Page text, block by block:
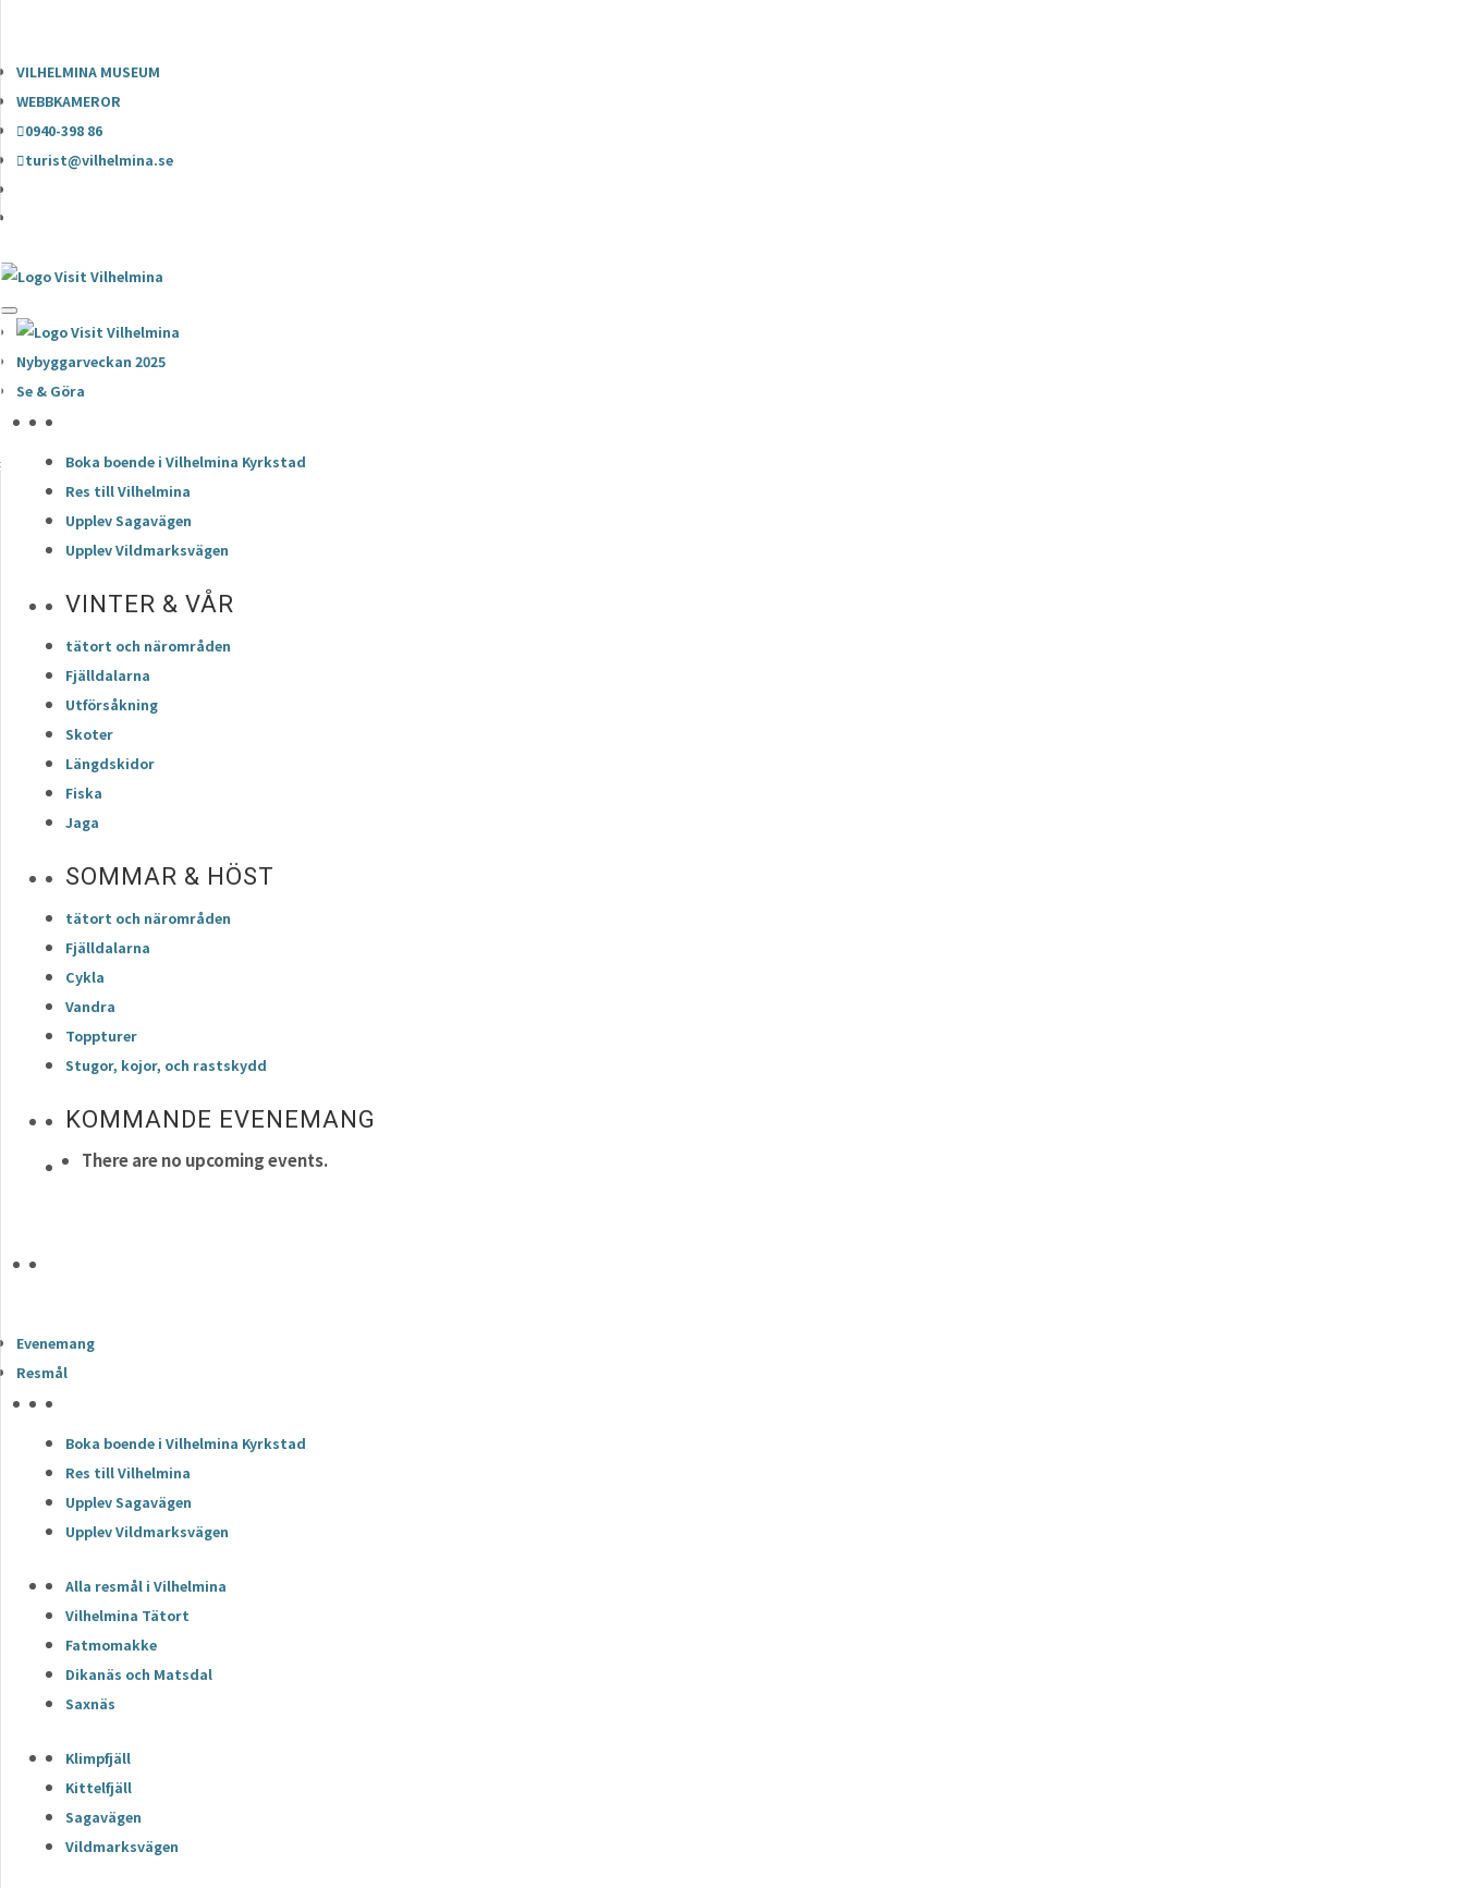
VILHELMINA MUSEUM
WEBBKAMEROR
0940-398 86
turist@vilhelmina.se
Nybyggarveckan 2025
Se & Göra
Boka boende i Vilhelmina Kyrkstad
Res till Vilhelmina
Upplev Sagavägen
Upplev Vildmarksvägen
VINTER & VÅR
tätort och närområden
Fjälldalarna
Utförsåkning
Skoter
Längdskidor
Fiska
Jaga
SOMMAR & HÖST
tätort och närområden
Fjälldalarna
Cykla
Vandra
Toppturer
Stugor, kojor, och rastskydd
KOMMANDE EVENEMANG
There are no upcoming events.
Evenemang
Resmål
Boka boende i Vilhelmina Kyrkstad
Res till Vilhelmina
Upplev Sagavägen
Upplev Vildmarksvägen
Alla resmål i Vilhelmina
Vilhelmina Tätort
Fatmomakke
Dikanäs och Matsdal
Saxnäs
Klimpfjäll
Kittelfjäll
Sagavägen
Vildmarksvägen